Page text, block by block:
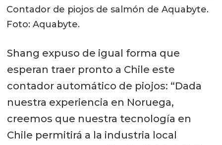
Contador de piojos de salmón de Aquabyte.
Foto: Aquabyte.
Shang expuso de igual forma que
esperan traer pronto a Chile este
contador automático de piojos: “Dada
nuestra experiencia en Noruega,
creemos que nuestra tecnología en
Chile permitirá a la industria local